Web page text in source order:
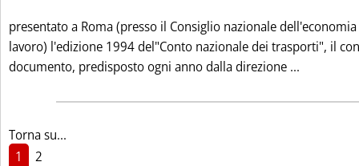
presentato a Roma (presso il Consiglio nazionale
lavoro) l'edizione 1994 del"Conto nazionale dei trasporti", il
documento, predisposto ogni anno dalla direzione ...
Torna su...
1
2